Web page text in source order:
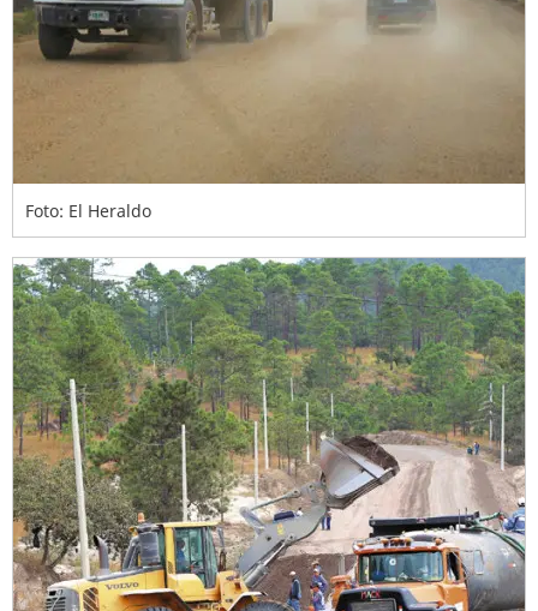
Foto: El Heraldo